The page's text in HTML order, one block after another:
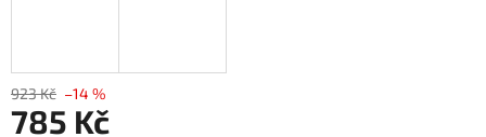
923 Kč –14 %
785 Kč